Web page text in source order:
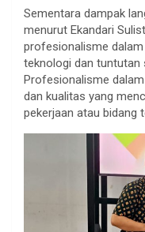
Sementara dampak
menurut Ekandari
profesionalisme
teknologi dan tuntutan
Profesionalisme
dan kualitas yang
pekerjaan atau bidang